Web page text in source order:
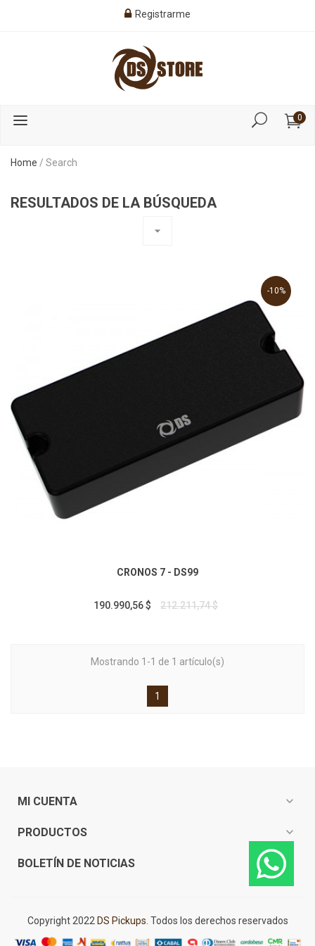
Registrarme
0
Home / Search
RESULTADOS DE LA BÚSQUEDA
arrow_drop_down
CRONOS 7 - DS99
190.990,56 $ 212.211,74 $
-10%
Mostrando 1-1 de 1 artículo(s)
1
MI CUENTA expand_more
PRODUCTOS expand_more
BOLETÍN DE NOTICIAS expand_more
Copyright 2022 DS Pickups . Todos los derechos reservados